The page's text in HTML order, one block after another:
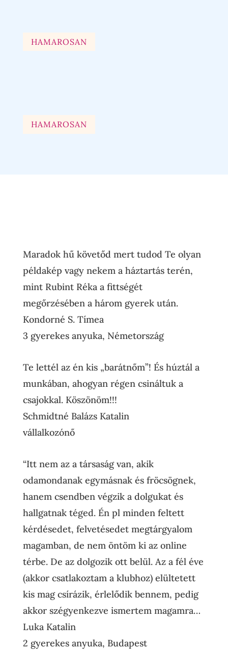
HAMAROSAN
HAMAROSAN
Maradok hű követőd mert tudod Te olyan
példakép vagy nekem a háztartás terén,
mint Rubint Réka a fittségét
megőrzésében a három gyerek után.
Kondorné S. Tímea
3 gyerekes anyuka, Németország
Te lettél az én kis „barátnőm”! És húztál a
munkában, ahogyan régen csináltuk a
csajokkal. Köszönöm!!!
Schmidtné Balázs Katalin
vállalkozónő
“Itt nem az a társaságvan, akik
odamondanak egymásnak és fröcsögnek,
hanem csendben végzik a dolgukat és
hallgatnak téged. Én pl minden feltett
kérdésedet, felvetésedet megtárgyalom
magamban, de nem öntöm ki az online
térbe. De az dolgozik ott belül. Az a fél éve
(akkor csatlakoztam a klubhoz) elültetett
kis mag csírázik, érlelődik bennem, pedig
akkor szégyenkezve ismertem magamra…
Luka Katalin
2 gyerekes anyuka, Budapest